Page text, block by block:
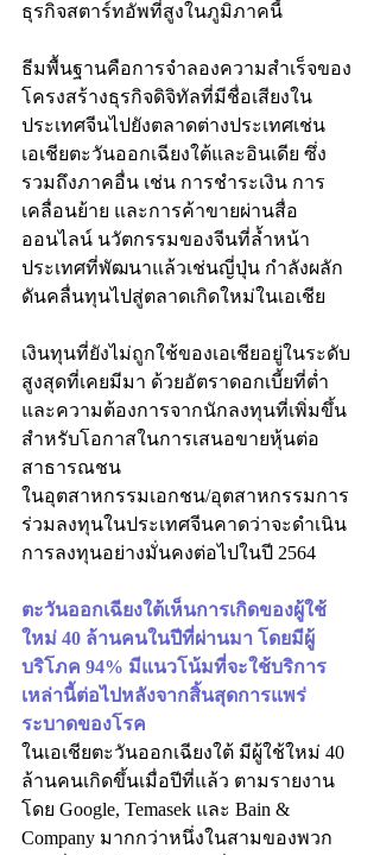
ธุรกิจสตาร์ทอัพที่สูงในภูมิภาคนี้
ธีมพื้นฐานคือการจำลองความสำเร็จของ
โครงสร้างธุรกิจดิจิทัลที่มีชื่อเสียงใน
ประเทศจีนไปยังตลาดต่างประเทศเช่น
เอเชียตะวันออกเฉียงใต้และอินเดีย ซึ่ง
รวมถึงภาคอื่น เช่น การชำระเงิน การ
เคลื่อนย้าย และการค้าขายผ่านสื่อ
ออนไลน์ นวัตกรรมของจีนที่ล้ำหน้า
ประเทศที่พัฒนาแล้วเช่นญี่ปุ่น กำลังผลัก
ดันคลื่นทุนไปสู่ตลาดเกิดใหม่ในเอเชีย
เงินทุนที่ยังไม่ถูกใช้ของเอเชียอยู่ในระดับ
สูงสุดที่เคยมีมา ด้วยอัตราดอกเบี้ยที่ต่ำ
และความต้องการจากนักลงทุนที่เพิ่มขึ้น
สำหรับโอกาสในการเสนอขายหุ้นต่อ
สาธารณชน
ในอุตสาหกรรมเอกชน/อุตสาหกรรมการ
ร่วมลงทุนในประเทศจีนคาดว่าจะดำเนิน
การลงทุนอย่างมั่นคงต่อไปในปี 2564
ตะวันออกเฉียงใต้เห็นการเกิดของผู้ใช้
ใหม่ 40 ล้านคนในปีที่ผ่านมา โดยมีผู้
บริโภค 94% มีแนวโน้มที่จะใช้บริการ
เหล่านี้ต่อไปหลังจากสิ้นสุดการแพร่
ระบาดของโรค
ในเอเชียตะวันออกเฉียงใต้ มีผู้ใช้ใหม่ 40
ล้านคนเกิดขึ้นเมื่อปีที่แล้ว ตามรายงาน
โดย Google, Temasek และ Bain &
Company มากกว่าหนึ่งในสามของพวก